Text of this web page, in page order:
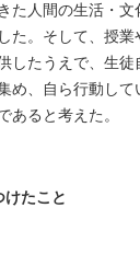
た人間の生活・
た。そして、授
したうえで、生
め、自ら行動して
あると考えた。
たこと